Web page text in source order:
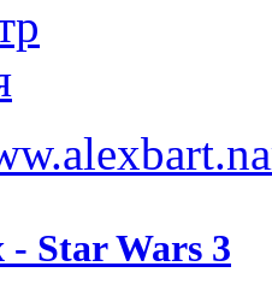
Star Wars 3